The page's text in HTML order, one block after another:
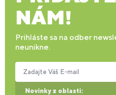
NÁM!
Prihláste sa na odber
neunikne.
Novinky z oblasti:
Zadajte Váš E-mail